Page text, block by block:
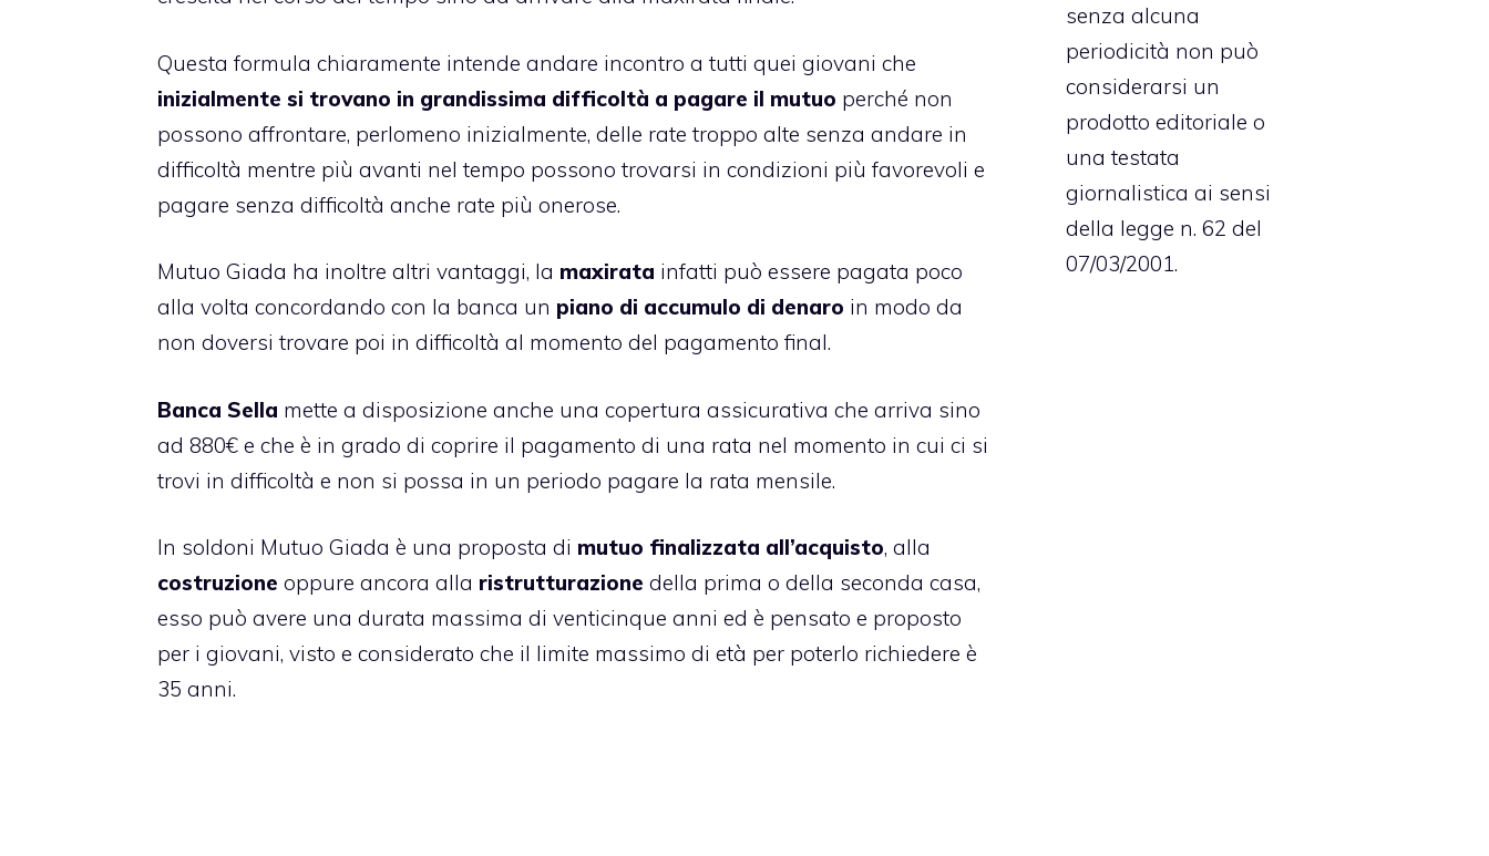
Questa formula chiaramente intende andare incontro a tutti quei giovani che
inizialmente si trovano in grandissima difficoltà a pagare il mutuo perché non
possono affrontare, perlomeno inizialmente, delle rate troppo alte senza andare in
difficoltà mentre più avanti nel tempo possono trovarsi in condizioni più favorevoli e
pagare senza difficoltà anche rate più onerose.
Mutuo Giada ha inoltre altri vantaggi, la maxirata infatti può essere pagata poco
alla volta concordando con la banca un piano di accumulo di denaro in modo da
non doversi trovare poi in difficoltà al momento del pagamento final.
Banca Sella mette a disposizione anche una copertura assicurativa che arriva sino
ad 880€ e che è in grado di coprire il pagamento di una rata nel momento in cui ci si
trovi in difficoltà e non si possa in un periodo pagare la rata mensile.
In soldoni Mutuo Giada è una proposta di mutuo finalizzata all’acquisto, alla
costruzione oppure ancora alla ristrutturazione della prima o della seconda casa,
esso può avere una durata massima di venticinque anni ed è pensato e proposto
per i giovani, visto e considerato che il limite massimo di età per poterlo richiedere è
35 anni.
senza alcuna
periodicità non può
considerarsi un
prodotto editoriale o
una testata
giornalistica ai sensi
della legge n. 62 del
07/03/2001.